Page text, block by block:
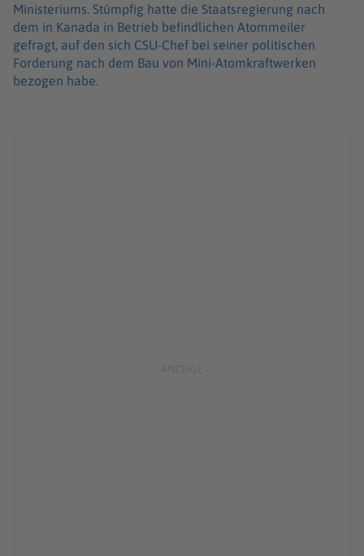
Ministeriums. Stümpfig hatte die Staatsregierung nach
dem in Kanada in Betrieb befindlichen Atommeiler
gefragt, auf den sich CSU-Chef bei seiner politischen
Forderung nach dem Bau von Mini-Atomkraftwerken
bezogen habe.